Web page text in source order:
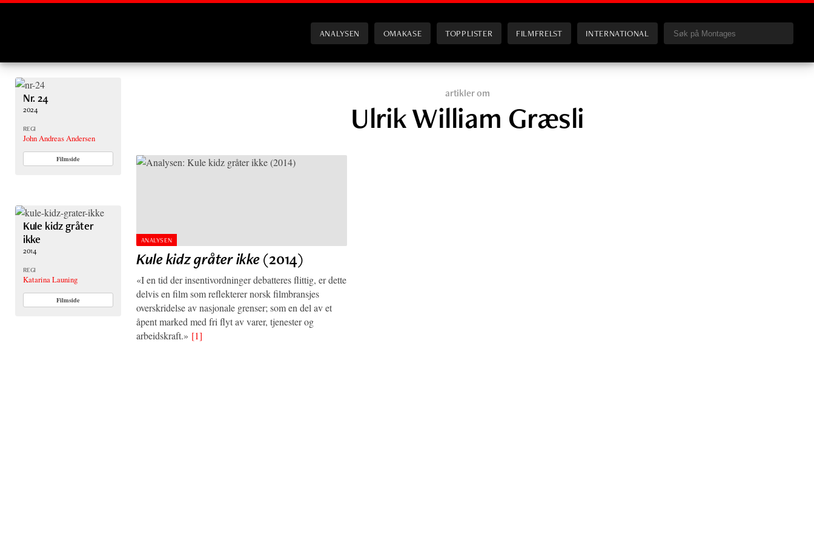
ANALYSEN OMAKASE TOPPLISTER FILMFRELST INTERNATIONAL
Nr. 24
2024
REGI
John Andreas Andersen
Filmside
Kule kidz gråter
ikke
2014
REGI
Katarina Launing
Filmside
artikler om
Ulrik William Græsli
ANALYSEN
Kule kidz gråter ikke(2014)
«I en tid der insentivordninger debatteres flittig, er dette
delvis en film som reflekterer norsk filmbransjes
overskridelse av nasjonale grenser; som en del av et
åpent marked med fri flyt av varer, tjenester og
arbeidskraft.» [1]